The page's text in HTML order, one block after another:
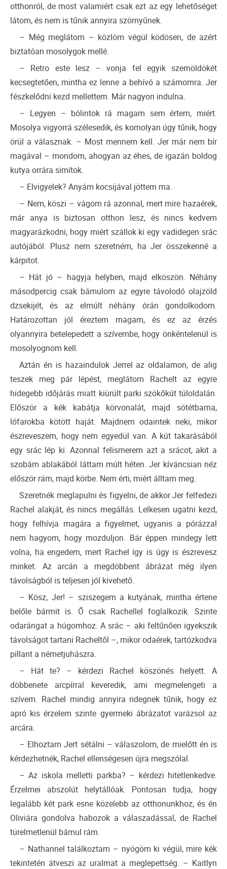
otthonról, de most valamiért csak ezt az egy lehetőséget
látom, és nem is tűnik annyira szörnyűnek.
– Még meglátom – közlöm végül ködösen, de azért
biztatóan mosolygok mellé.
– Retro este lesz – vonja fel egyik szemöldökét
kecsegtetően, mintha ez lenne a behívó a számomra. Jer
fészkelődni kezd mellettem. Már nagyon indulna.
– Legyen – bólintok rá magam sem értem, miért.
Mosolya vigyorrá szélesedik, és komolyan úgy tűnik, hogy
örül a válasznak. – Most mennem kell. Jer már nem bír
magával – mondom, ahogyan az éhes, de igazán boldog
kutya orrára simítok.
– Elvigyelek? Anyám kocsijával jöttem ma.
– Nem, köszi – vágom rá azonnal, mert mire hazaérek,
már anya is biztosan otthon lesz, és nincs kedvem
magyarázkodni, hogy miért szállok ki egy vadidegen srác
autójából. Plusz nem szeretném, ha Jer összekenné a
kárpitot.
– Hát jó – hagyja helyben, majd elköszön. Néhány
másodpercig csak bámulom az egyre távolodó olajzöld
dzsekijét, és az elmúlt néhány órán gondolkodom.
Határozottan jól éreztem magam, és ez az érzés
olyannyira betelepedett a szívembe, hogy önkéntelenül is
mosolyognom kell.
Aztán én is hazaindulok Jerrel az oldalamon, de alig
teszek meg pár lépést, meglátom Rachelt az egyre
hidegebb időjárás miatt kiürült parki szökőkút túloldalán.
Először a kék kabátja körvonalát, majd sötétbarna,
lófarokba kötött haját. Majdnem odaintek neki, mikor
észreveszem, hogy nem egyedül van. A kút takarásából
egy srác lép ki. Azonnal felismerem azt a srácot, akit a
szobám ablakából láttam múlt héten. Jer kíváncsian néz
először rám, majd körbe. Nem érti, miért álltam meg.
Szeretnék meglapulni és figyelni, de akkor Jer felfedezi
Rachel alakját, és nincs megállás. Lelkesen ugatni kezd,
hogy felhívja magára a figyelmet, ugyanis a pórázzal
nem hagyom, hogy mozduljon. Bár éppen mindegy lett
volna, ha engedem, mert Rachel így is úgy is észrevesz
minket. Az arcán a megdöbbent ábrázat még ilyen
távolságból is teljesen jól kivehető.
– Kösz, Jer! – sziszegem a kutyának, mintha értene
belőle bármit is. Ő csak Rachellel foglalkozik. Szinte
odarángat a húgomhoz. A srác – aki feltűnően igyekszik
távolságot tartani Racheltől –, mikor odaérek, tartózkodva
pillant a németjuhászra.
– Hát te? – kérdezi Rachel köszönés helyett. A
döbbenete arcpírral keveredik, ami megmelengeti a
szívem. Rachel mindig annyira ridegnek tűnik, hogy ez
apró kis érzelem szinte gyermeki ábrázatot varázsol az
arcára.
– Elhoztam Jert sétálni – válaszolom, de mielőtt én is
kérdezhetnék, Rachel ellenségesen újra megszólal.
– Az iskola melletti parkba? – kérdezi hitetlenkedve.
Érzelmei abszolút helytállóak. Pontosan tudja, hogy
legalább két park esne közelebb az otthonunkhoz, és én
Oliviára gondolva habozok a válaszadással, de Rachel
türelmetlenül bámul rám.
– Nathannel találkoztam – nyögöm ki végül, mire kék
tekintetén átveszi az uralmat a meglepettség. – Kaitlyn